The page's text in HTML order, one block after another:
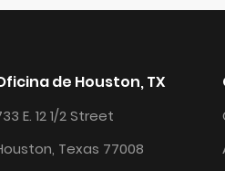
de Houston, TX
E. 12 1/2 Street
Texas 77008